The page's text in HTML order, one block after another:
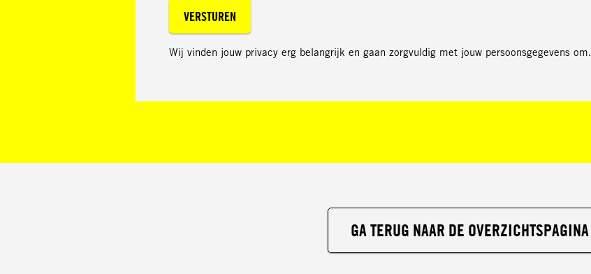
Wij vinden jouw privacy erg belangrijk en gaan zorgvuldig met jouw persoonsgegevens om.
GA TERUG NAAR DE OVERZICHTSPAGINA